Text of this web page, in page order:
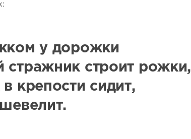
у дорожки
строит рожки,
крепости сидит,